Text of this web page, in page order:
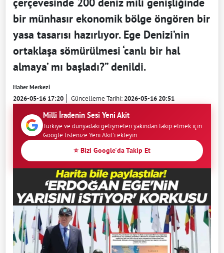
bir münhasır ekonomik bölge öngören bir
yasa tasarısı hazırlıyor. Ege Denizi’nin
ortaklaşa sömürülmesi ‘canlı bir hal
almaya’ mı başladı?” denildi.
Haber Merkezi
2026-05-16 17:20 Güncelleme Tarihi:2026-05-16 20:51
Milli İradenin Sesi Yeni Akit
Türkiye ve dünyadaki gelişmeleri yakından takip etmek için
Google listenize Yeni Akit'i ekleyin.
⭐ Bizi Google'da Takip Et